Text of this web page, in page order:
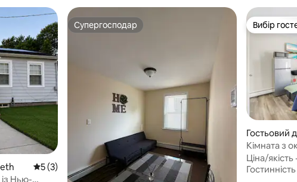
Середня оцінка: 5 з 5, відгуки: 3
5 (3)
Нью-
Супергосподар
Супергосподар Вибір
Вибір
Гостьовий
Кімната з
10 хвилин
Ціна/якість ·
Гостинність